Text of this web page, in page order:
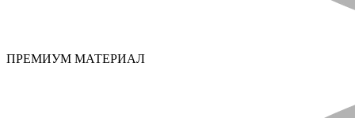
ПРЕМИУМ МАТЕРИАЛ